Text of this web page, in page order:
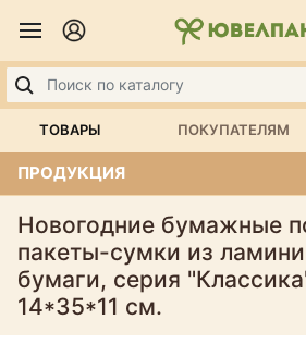
ТОВАРЫ ПОКУПАТЕЛЯМ
ПРОДУКЦИЯ
Новогодние бумажные
пакеты-сумки из
бумаги, серия
14*35*11 см.